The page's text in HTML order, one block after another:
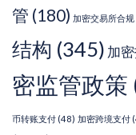
管 (180) 加密交易所合规
结构 (345) 加
密监管政策
币转账支付 (48) 加密跨境支付